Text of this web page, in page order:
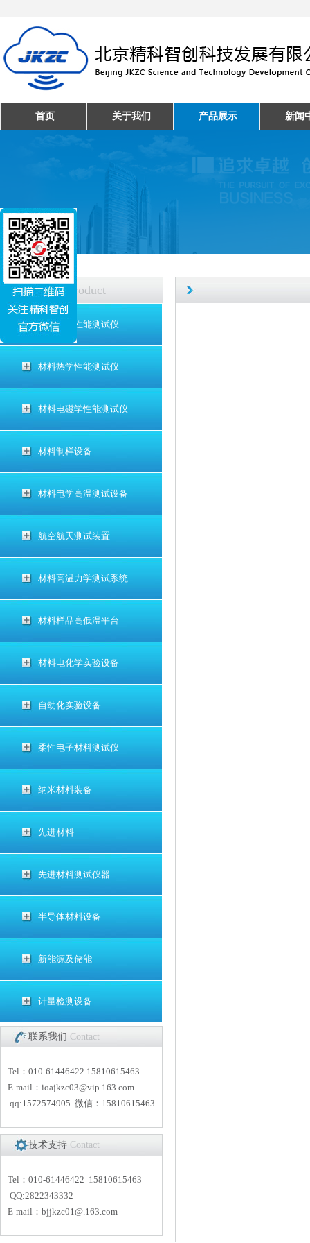
首页 关于我们 产品展示 新闻
产品中心 Product
材料电学性能测试仪
材料热学性能测试仪
材料电磁学性能测试仪
材料制样设备
材料电学高温测试设备
航空航天测试装置
材料高温力学测试系统
材料样品高低温平台
材料电化学实验设备
自动化实验设备
柔性电子材料测试仪
纳米材料装备
先进材料
先进材料测试仪器
半导体材料设备
新能源及储能
计量检测设备
联系我们 Contact
Tel：010-61446422 15810615463
E-mail： ioajkzc03@vip.163.com
qq:1572574905 微信：15810615463
技术支持 Contact
Tel：010-61446422 15810615463
QQ:2822343332
E-mail： bjjkzc01@.163.com